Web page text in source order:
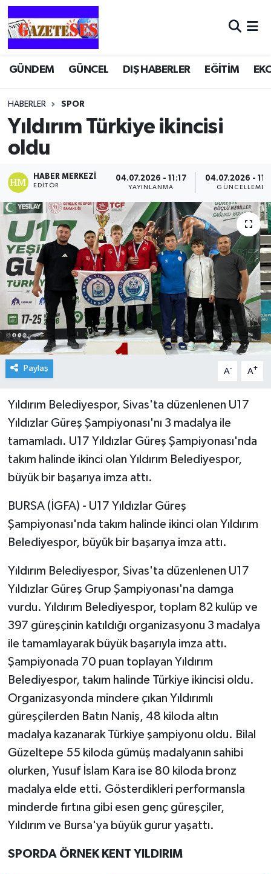
GÜNDEM GÜNCEL DIŞ HABERLER EĞİTİM
HABERLER SPOR
Yıldırım Türkiye ikincisi
oldu
HABER MERKEZI
EDITÖR
04.07.2026 - 11:17
YAYINLANMA
04.07.2026 -
GÜNCELLEME
Paylaş A- A+
Yıldırım Belediyespor, Sivas'ta düzenlenen U17
Yıldızlar Güreş Şampiyonası'nı 3 madalya ile
tamamladı. U17 Yıldızlar Güreş Şampiyonası'nda
takım halinde ikinci olan Yıldırım Belediyespor,
büyük bir başarıya imza attı.
BURSA (İGFA) - U17 Yıldızlar Güreş
Şampiyonası'nda takım halinde ikinci olan Yıldırım
Belediyespor, büyük bir başarıya imza attı.
Yıldırım Belediyespor, Sivas'ta düzenlenen U17
Yıldızlar Güreş Grup Şampiyonası'na damga
vurdu. Yıldırım Belediyespor, toplam 82 kulüp ve
397 güreşçinin katıldığı organizasyonu 3 madalya
ile tamamlayarak büyük başarıyla imza attı.
Şampiyonada 70 puan toplayan Yıldırım
Belediyespor, takım halinde Türkiye ikincisi oldu.
Organizasyonda mindere çıkan Yıldırımlı
güreşçilerden Batın Naniş, 48 kiloda altın
madalya kazanarak Türkiye şampiyonu oldu. Bilal
Güzeltepe 55 kiloda gümüş madalyanın sahibi
olurken, Yusuf İslam Kara ise 80 kiloda bronz
madalya elde etti. Gösterdikleri performansla
minderde fırtına gibi esen genç güreşçiler,
Yıldırım ve Bursa'ya büyük gurur yaşattı.
SPORDA ÖRNEK KENT YILDIRIM